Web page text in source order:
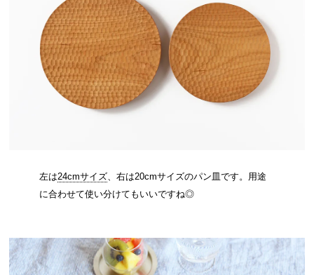
左は24cmサイズ、右は20cmサイズのパン皿です。用途
に合わせて使い分けてもいいですね◎